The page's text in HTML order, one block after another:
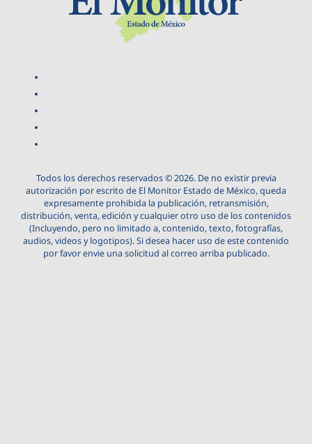
Todos los derechos reservados © 2026. De no existir previa
autorización por escrito de El Monitor Estado de México, queda
expresamente prohibida la publicación, retransmisión,
distribución, venta, edición y cualquier otro uso de los contenidos
(Incluyendo, pero no limitado a, contenido, texto, fotografías,
audios, videos y logotipos). Si desea hacer uso de este contenido
por favor envie una solicitud al correo arriba publicado.